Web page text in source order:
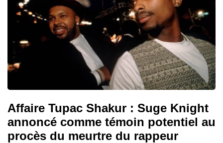
Affaire Tupac Shakur : Suge Knight
annoncé comme témoin potentiel au
procès du meurtre du rappeur